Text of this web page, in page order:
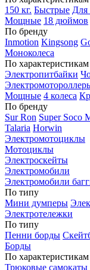
150 кг. Быстрые
Мощные 18 дюймов
По бренду
Inmotion Kingsong
Моноколеса
По характеристикам
Электропитбайки
Мощные 4 колеса
По бренду
Sur Ron Super Soco
Talaria Horwin
Электромотоциклы
Мотоциклы
Электроскейты
Электромобили
Электромобили
По типу
Мини думперы
Электротележки
По типу
Пенни борды
Борды
По характеристикам
Трюковые самокаты